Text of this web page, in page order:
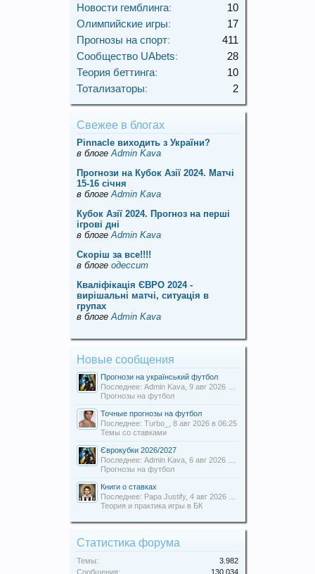
Новости гемблинга:
10
Олимпийские игры:
17
Прогнозы на спорт:
411
Сообщество UAbets:
28
Теория беттинга:
10
Тотализаторы: 2
Свежее в блогах
Pinnacle виходить з України?
в блоге Admin Kava
Прогнози на Кубок Азії 2024. Матчі
15-16 січня
в блоге Admin Kava
Кубок Азії 2024. Прогноз на перші
ігрові дні
в блоге Admin Kava
Скорiш за все!!!!
в блоге одессит
Кваліфікація ЄВРО 2024 -
вирішальні матчі, ситуація в
групах
в блоге Admin Kava
Новые сообщения
Прогнози на український футбол
Последнее: Admin Kava, 9 авг 2026 в 13:54
Прогнозы на футбол
Точные прогнозы на футбол
Последнее: Turbo_, 8 авг 2026 в 06:25
Темы со ставками
Єврокубки 2026/2027
Последнее: Admin Kava, 6 авг 2026 в 19:31
Прогнозы на футбол
Книги о ставках
Последнее: Papa Justify, 4 авг 2026 в 00:12
Теория и практика игры в БК
Статистика форума
Темы:
3.982
Сообщения:
130.034